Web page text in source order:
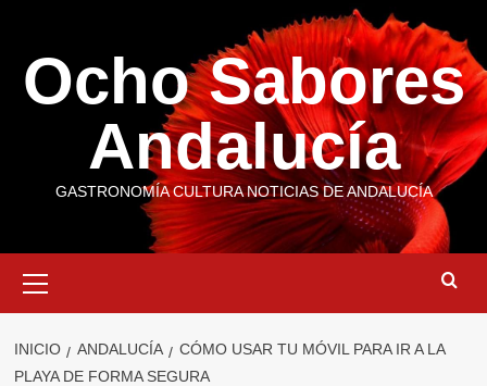
contenido
Ocho Sabores
Andalucía
GASTRONOMÍA CULTURA NOTICIAS DE ANDALUCÍA
primario
INICIO ANDALUCÍA
CÓMO USAR TU MÓVIL PARA IR A LA
PLAYA DE FORMA SEGURA